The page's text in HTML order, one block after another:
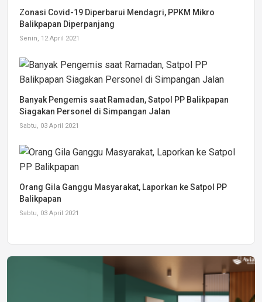
Zonasi Covid-19 Diperbarui Mendagri, PPKM Mikro
Balikpapan Diperpanjang
Senin, 12 April 2021
Banyak Pengemis saat Ramadan, Satpol PP Balikpapan
Siagakan Personel di Simpangan Jalan
Sabtu, 03 April 2021
Orang Gila Ganggu Masyarakat, Laporkan ke Satpol PP
Balikpapan
Sabtu, 03 April 2021